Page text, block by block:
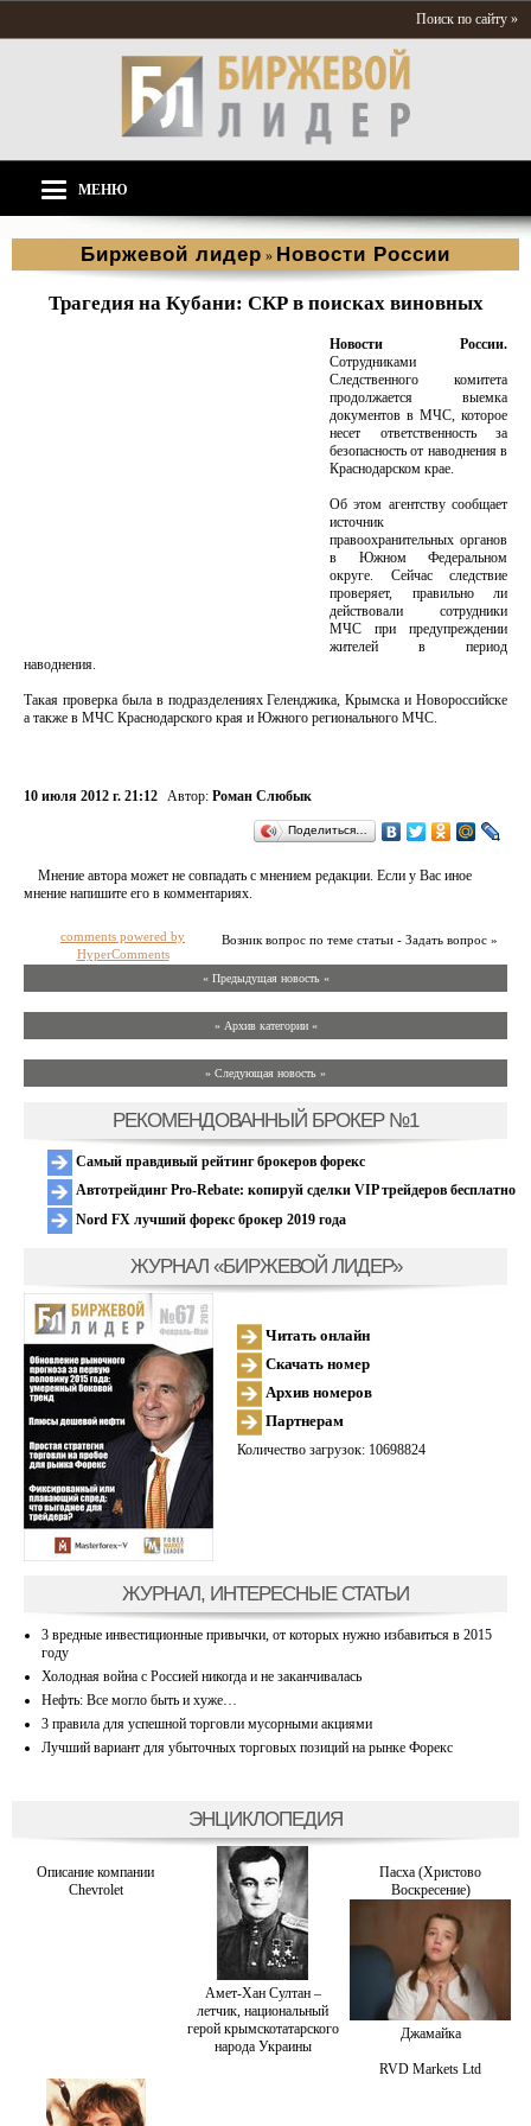
Поиск по сайту »
МЕНЮ
Биржевой лидер » Новости России
Трагедия на Кубани: СКР в поисках виновных
Новости России.
Сотрудниками
Следственного комитета
продолжается выемка
документов в МЧС, которое
несет ответственность за
безопасность от наводнения в
Краснодарском крае.
Об этом агентству сообщает
источник
правоохранительных органов
в Южном Федеральном
округе. Сейчас следствие
проверяет, правильно ли
действовали сотрудники
МЧС при предупреждении
жителей в период
наводнения.
Такая проверка была в подразделениях Геленджика, Крымска и Новороссийске
а также в МЧС Краснодарского края и Южного регионального МЧС.
10 июля 2012 г. 21:12 Автор: Роман Слюбык
Поделиться…
Мнение автора может не совпадать с мнением редакции. Если у Вас иное
мнение напишите его в комментариях.
Возник вопрос по теме статьи - Задать вопрос »
comments powered by
HyperComments
« Предыдущая новость «
» Архив категории «
» Следующая новость »
РЕКОМЕНДОВАННЫЙ БРОКЕР №1
Самый правдивый рейтинг брокеров форекс
Автотрейдинг Pro-Rebate: копируй сделки VIP трейдеров бесплатно
Nord FX лучший форекс брокер 2019 года
ЖУРНАЛ «БИРЖЕВОЙ ЛИДЕР»
Читать онлайн
Скачать номер
Архив номеров
Партнерам
Количество загрузок: 10698824
ЖУРНАЛ, ИНТЕРЕСНЫЕ СТАТЬИ
3 вредные инвестиционные привычки, от которых нужно избавиться в 2015
году
Холодная война с Россией никогда и не заканчивалась
Нефть: Все могло быть и хуже…
3 правила для успешной торговли мусорными акциями
Лучший вариант для убыточных торговых позиций на рынке Форекс
ЭНЦИКЛОПЕДИЯ
Описание компании
Chevrolet
Амет-Хан Султан –
летчик, национальный
герой крымскотатарского
народа Украины
Пасха (Христово
Воскресение)
Джамайка
RVD Markets Ltd